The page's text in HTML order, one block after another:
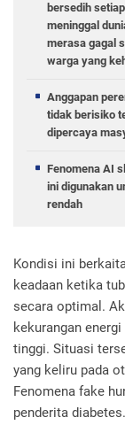
bersedih
meninggal
merasa gagal
warga yang
Anggapan
tidak berisiko
dipercaya
Fenomena AI
ini digunakan
rendah
Kondisi ini
keadaan ketika
secara optimal.
kekurangan
tinggi. Situasi
yang keliru pada
Fenomena fake
penderita